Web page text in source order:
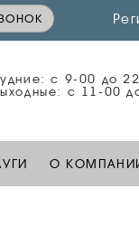
c 9-00 до
c 11-00
О